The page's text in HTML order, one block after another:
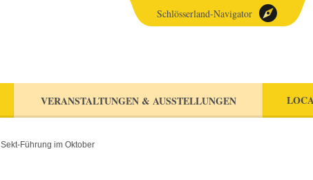
VERANSTALTUNGEN & AUSSTELLUNGEN
Schlösserland-Navigator
Sekt-Führung im Oktober